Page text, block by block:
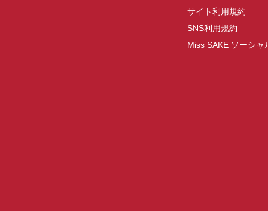
サイト利用規約
SNS利用規約
Miss SAKE ソーシ